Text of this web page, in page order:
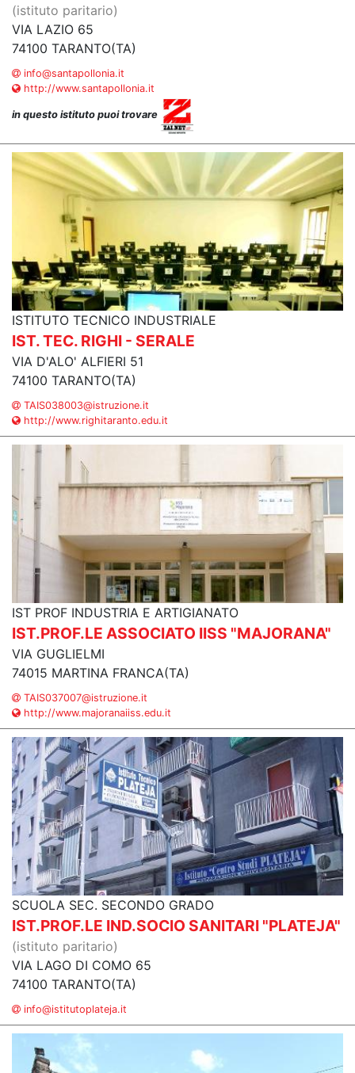
(istituto paritario)
VIA LAZIO 65
74100 TARANTO(TA)
info@santapollonia.it
http://www.santapollonia.it
in questo istituto puoi trovare
ISTITUTO TECNICO INDUSTRIALE
IST. TEC. RIGHI - SERALE
VIA D'ALO' ALFIERI 51
74100 TARANTO(TA)
TAIS038003@istruzione.it
http://www.righitaranto.edu.it
IST PROF INDUSTRIA E ARTIGIANATO
IST.PROF.LE ASSOCIATO IISS "MAJORANA"
VIA GUGLIELMI
74015 MARTINA FRANCA(TA)
TAIS037007@istruzione.it
http://www.majoranaiiss.edu.it
SCUOLA SEC. SECONDO GRADO
IST.PROF.LE IND.SOCIO SANITARI "PLATEJA"
(istituto paritario)
VIA LAGO DI COMO 65
74100 TARANTO(TA)
info@istitutoplateja.it